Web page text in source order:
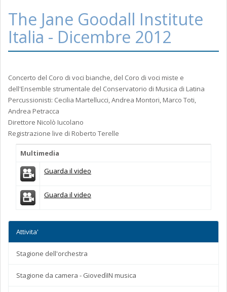
The Jane Goodall Institute
Italia - Dicembre 2012
Concerto del Coro di voci bianche, del Coro di voci miste e
dell'Ensemble strumentale del Conservatorio di Musica di Latina
Percussionisti: Cecilia Martellucci, Andrea Montori, Marco Toti,
Andrea Petracca
Direttore Nicolò Iucolano
Registrazione live di Roberto Terelle
Multimedia
Guarda il video
Guarda il video
Attivita'
Stagione dell'orchestra
Stagione da camera - GiovedìIN musica